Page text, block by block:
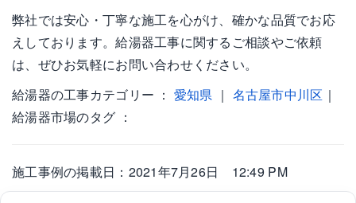
弊社では安心・丁寧な施工を心がけ、確かな品質でお応
えしております。給湯器工事に関するご相談やご依頼
は、ぜひお気軽にお問い合わせください。
給湯器の工事カテゴリー ： 愛知県 ｜ 名古屋市中川区 ｜
給湯器市場のタグ ：
施工事例の掲載日：2021年7月26日 12:49 PM